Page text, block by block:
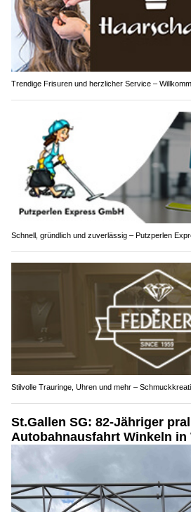
Trendige Frisuren und herzlicher Service –
Schnell, gründlich und zuverlässig – Putzperlen
Stilvolle Trauringe, Uhren und mehr –
St.Gallen SG: 82-Jähriger
Autobahnausfahrt Winkeln in